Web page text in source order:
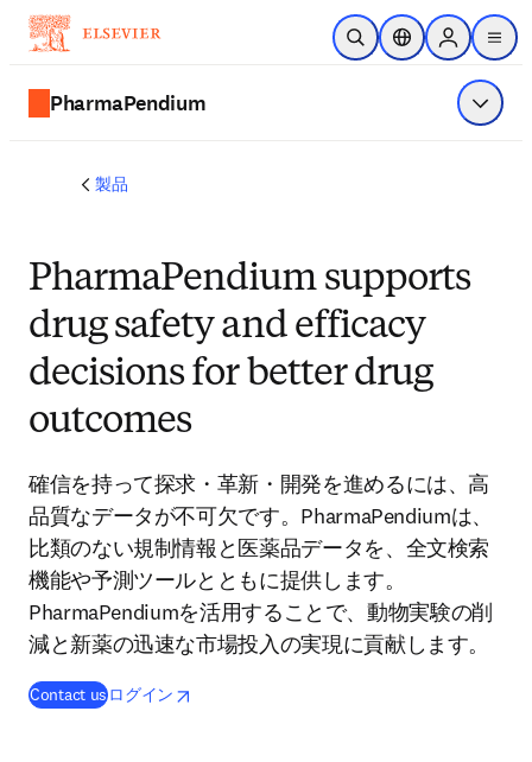
メインのコンテンツにスキップ
検索を開くロケーションセレ
Sign in to
menu
PharmaPendium メニュ
製品
PharmaPendium supports
drug safety and efficacy
decisions for better drug
outcomes
確信を持って探求・革新・開発を進めるには、高
品質なデータが不可欠です。PharmaPendiumは、
比類のない規制情報と医薬品データを、全文検索
機能や予測ツールとともに提供します。
PharmaPendiumを活用することで、動物実験の削
減と新薬の迅速な市場投入の実現に貢献します。
Contact usログイン 新しいタブ／ウィンドウで開く
opens in new tab/window